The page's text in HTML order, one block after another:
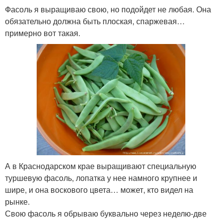
Фасоль я выращиваю свою, но подойдет не любая. Она
обязательно должна быть плоская, спаржевая…
примерно вот такая.
А в Краснодарском крае выращивают специальную
туршевую фасоль, лопатка у нее намного крупнее и
шире, и она воскового цвета… может, кто видел на
рынке.
Свою фасоль я обрываю буквально через неделю-две